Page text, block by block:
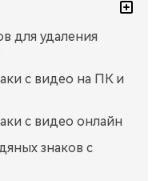
для удаления
с видео на ПК и
с видео онлайн
знаков с